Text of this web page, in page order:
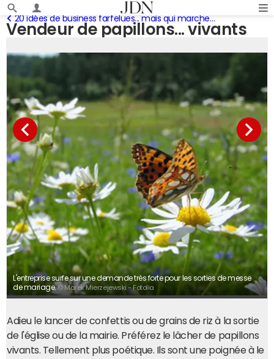
Vendeur de papillons... vivants
20 idées de business farfelues... mais qui marchent
L'entreprise surfe sur une demande très forte pour les sorties de messe
de mariage.© Marek Mierzejewski - Fotolia
Adieu le lancer de confettis ou de grains de riz à la sortie
de l'église ou de la mairie. Préférez le lâcher de papillons
vivants. Tellement plus poétique. Ils sont une poignée à le